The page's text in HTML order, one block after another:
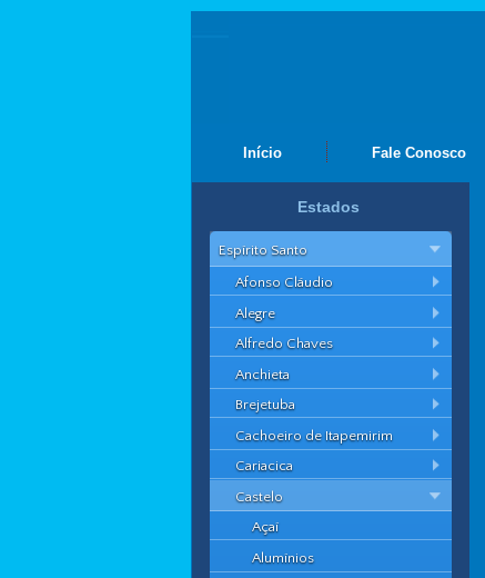
Início Fale Conosco
Estados
Espírito Santo
Afonso Cláudio
Alegre
Alfredo Chaves
Anchieta
Brejetuba
Cachoeiro de Itapemirim
Cariacica
Castelo
Açaí
Alumínios